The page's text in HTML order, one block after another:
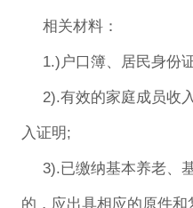
相关材料：
1.)户口簿、居民身份
2).有效的家庭成员收
入证明;
3).已缴纳基本养老、
的，应出具相应的原件和